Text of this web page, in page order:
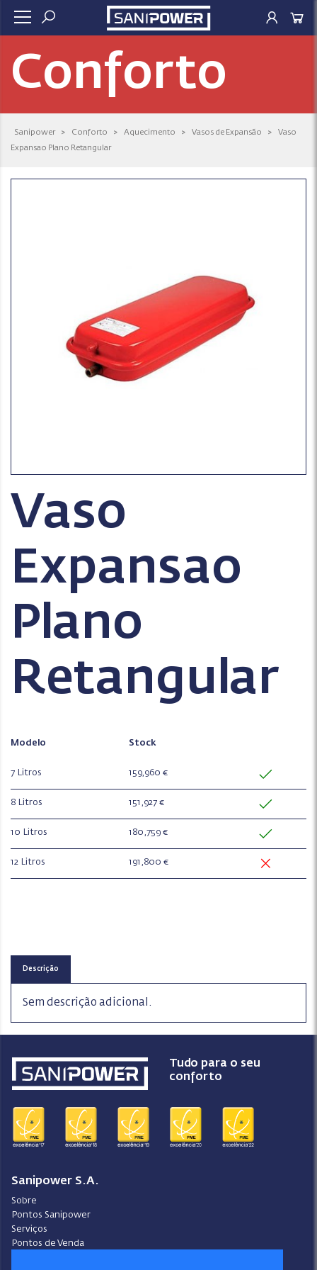
Conforto
Sanipower > Conforto > Aquecimento > Vasos de Expansão >
Vaso
Expansao Plano Retangular
Vaso
Expansao
Plano
Retangular
Modelo Stock
7 Litros 159,960 €
8 Litros 151,927 €
10 Litros 180,759 €
12 Litros 191,800 €
Descrição
Sem descrição adicional.
Tudo para o seu
conforto
Sanipower S.A.
Sobre
Pontos Sanipower
Serviços
Pontos de Venda